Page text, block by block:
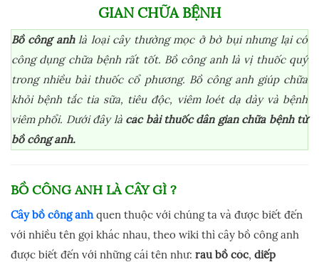
GIAN CHỮA BỆNH
Bồ công anhlà loại cây thường mọc ở bờ bụi nhưng lại có
công dụng chữa bệnh rất tốt. Bồ công anh là vị thuốc quý
trong nhiều bài thuốc cổ phương. Bồ công anh giúp chữa
khỏi bệnh tắc tia sữa, tiêu độc, viêm loét dạ dày và bệnh
viêm phổi. Dưới đây là các bài thuốc dân gian chữa bệnh từ
bồ công anh.
BỒ CÔNG ANH LÀ CÂY GÌ ?
Cây bồ công anhquen thuộc với chúng ta và được biết đến
với nhiều tên gọi khác nhau, theo wiki thì cây bồ công anh
được biết đến với những cái tên như: rau bồ cóc, diếp